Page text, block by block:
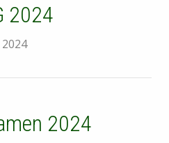
2024
2024
2024